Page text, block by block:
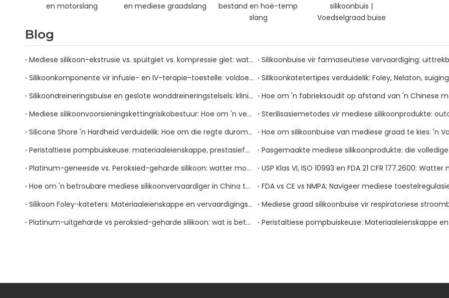
en motorslang
en mediese graadslang
bestand en hoë-temp
slang
silikoonbuis |
Voedselgraad buise
Blog
Mediese silikoon-ekstrusie vs. spuitgiet vs. kompressie giet: watter proses is reg vir jou komponent?
Silikoonkomponente vir infusie- en IV-terapie-toestelle: voldoeningsvereistes en verskafferkeuse
Silikoondreineringsbuise en geslote wonddreineringstelsels: kliniese vereistes en verkrygingsgids
Mediese silikoonvoorsieningskettingrisikobestuur: Hoe om 'n veerkragtige verkrygingstrategie te bou
Silicone Shore 'n Hardheid verduidelik: Hoe om die regte durometer vir jou mediese toepassing te kies
Peristaltiese pompbuiskeuse: materiaaleienskappe, prestasiefaktore en hoe om dit reg te kry
Platinum-geneesde vs. Peroksied-geharde silikoon: watter moet jy kies vir jou mediese toesteltoepassing?
Hoe om 'n betroubare mediese silikoonvervaardiger in China te kies: 'n stap-vir-stap evalueringsgids vir globale kopers
Silikoon Foley-kateters: Materiaaleienskappe en vervaardigingstandaarde
Platinum-uitgeharde vs peroksied-geharde silikoon: wat is beter vir jou toepassing?